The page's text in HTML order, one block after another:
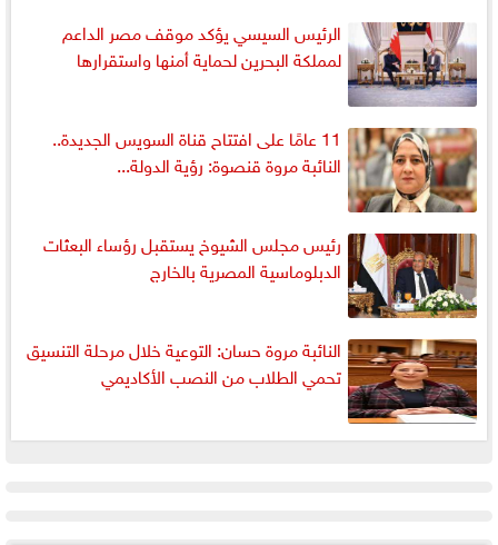
الرئيس السيسي يؤكد موقف مصر الداعم
لمملكة البحرين لحماية أمنها واستقرارها
11 عامًا على افتتاح قناة السويس الجديدة..
النائبة مروة قنصوة: رؤية الدولة...
رئيس مجلس الشيوخ يستقبل رؤساء البعثات
الدبلوماسية المصرية بالخارج
النائبة مروة حسان: التوعية خلال مرحلة التنسيق
تحمي الطلاب من النصب الأكاديمي